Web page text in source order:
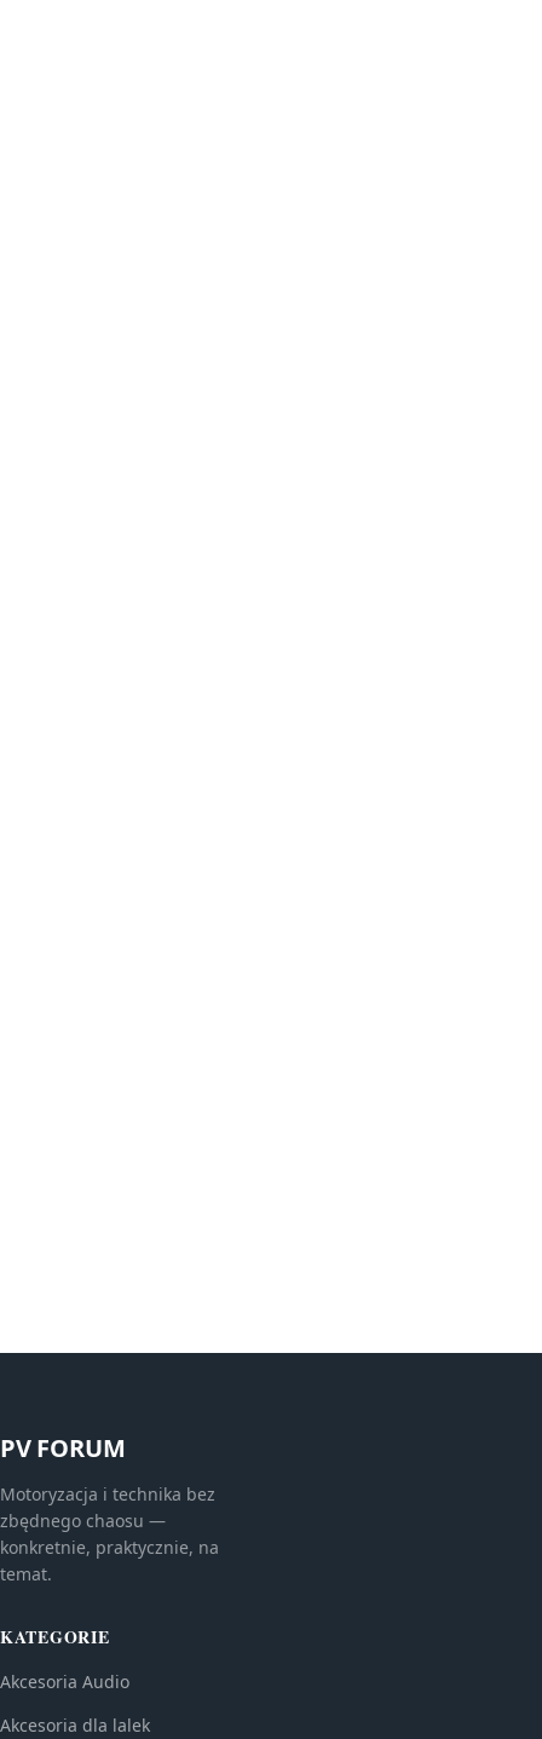
PV FORUM
Motoryzacja i technika bez
zbędnego chaosu —
konkretnie, praktycznie, na
temat.
KATEGORIE
Akcesoria Audio
Akcesoria dla lalek